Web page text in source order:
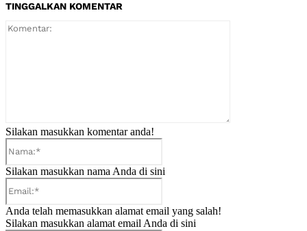
TINGGALKAN KOMENTAR
Silakan masukkan komentar anda!
Silakan masukkan nama Anda di sini
Anda telah memasukkan alamat email yang salah!
Silakan masukkan alamat email Anda di sini